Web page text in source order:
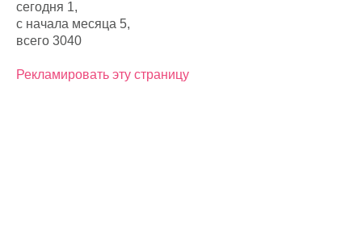
сегодня 1,
с начала месяца 5,
всего 3040
Рекламировать эту страницу